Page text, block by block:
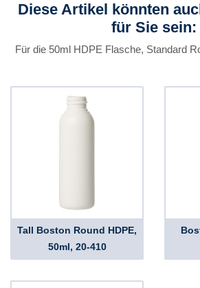
Diese Artikel könnten
für Sie sein:
Für die 50ml HDPE Flasche, Standard
Tall Boston Round HDPE,
50ml, 20-410